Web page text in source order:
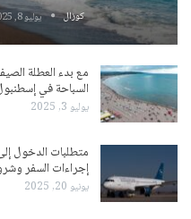
كوزال يوليو 8, 2025
مع بدء العطلة
السباحة في
يوليو 3, 2025
إجراءات السفر
يونيو 20, 2025